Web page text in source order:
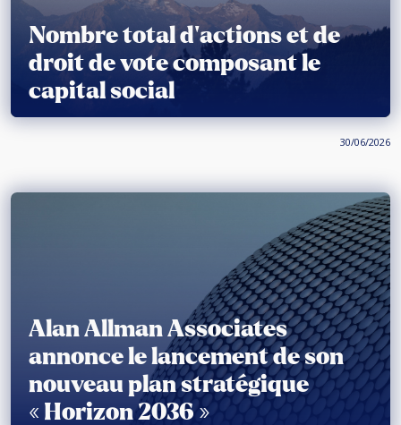
Nombre total d’actions et de
droit de vote composant le
capital social
30/06/2026
Alan Allman Associates
annonce le lancement de son
nouveau plan stratégique
« Horizon 2036 »